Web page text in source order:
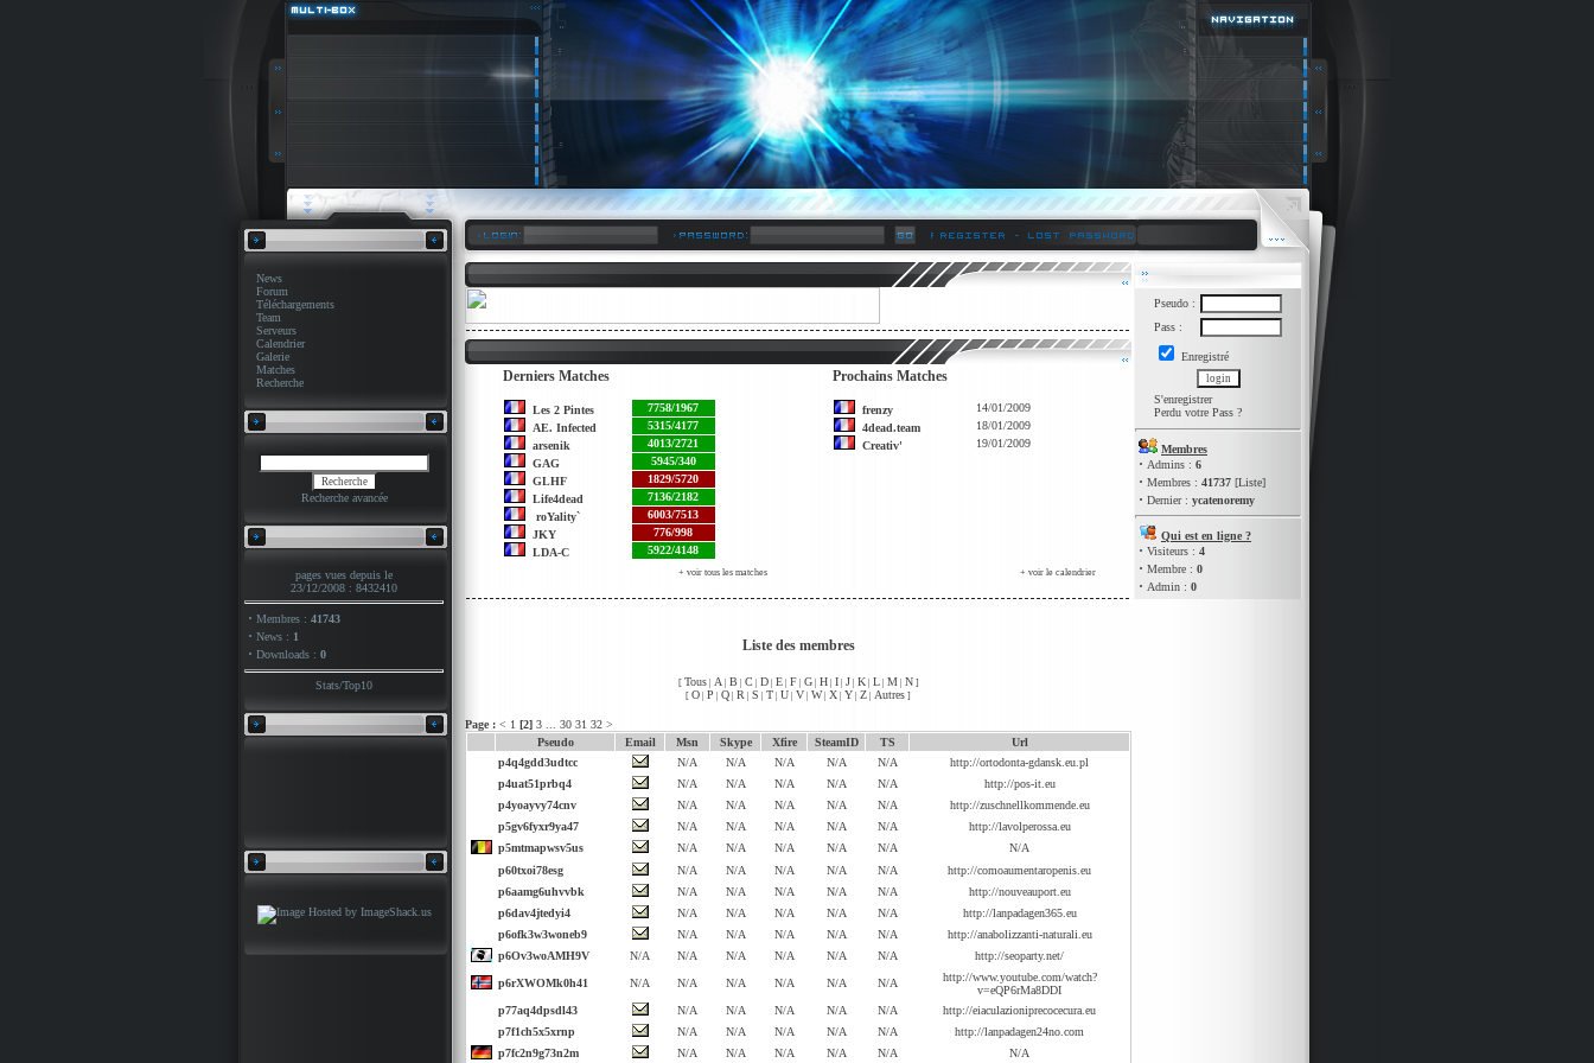
News
Forum
Téléchargements
Team
Serveurs
Calendrier
Galerie
Matches
Recherche
Recherche avancée
pages vues depuis le
23/12/2008 : 8432410
· Membres : 41743
· News : 1
· Downloads : 0
Stats/Top10
Derniers Matches
Les 2 Pintes
7758/1967
AE. Infected
5315/4177
arsenik
4013/2721
GAG
5945/340
GLHF
1829/5720
Life4dead
7136/2182
roYality`
6003/7513
JKY
776/998
LDA-C
5922/4148
Prochains Matches
frenzy
14/01/2009
4dead.team
18/01/2009
Creativ'
19/01/2009
+ voir tous les matches + voir le calendrier
Liste des membres
[ Tous| A| B C D| E| F| G| H| I| J K| L| M| N ]
[ O P Q R S T U V W X Y Z Autres ]
Page : < 1 [2] 3 30 31 32 >
Pseudo
Email Msn Skype Xfire SteamID TS
Url
p4q4gdd3udtcc
N/A N/A N/A N/A N/A
http://ortodonta-gdansk.eu.pl
p4uat51prbq4
N/A N/A N/A N/A N/A
http://pos-it.eu
p4yoayvy74cnv
N/A N/A N/A N/A N/A
http://zuschnellkommende.eu
p5gv6fyxr9ya47
N/A N/A N/A N/A N/A
http://lavolperossa.eu
p5mtmapwsv5us
N/A N/A N/A N/A N/A
N/A
p60txoi78esg
N/A N/A N/A N/A N/A
http://comoaumentaropenis.eu
p6aamg6uhvvbk
N/A N/A N/A N/A N/A
http://nouveauport.eu
p6dav4jtedyi4
N/A N/A N/A N/A N/A
http://lanpadagen365.eu
p6ofk3w3woneb9
N/A N/A N/A N/A N/A
http://anabolizzanti-naturali.eu
p6Ov3woAMH9V
N/A N/A N/A N/A N/A N/A http://seoparty.net/
p6rXWOMk0h41 N/A N/A N/A N/A N/A N/A
http://www.youtube.com/watch?
v=eQP6rMa8DDI
p77aq4dpsdl43
N/A N/A N/A N/A N/A
http://eiaculazioniprecocecura.eu
p7f1ch5x5xrnp
N/A N/A N/A N/A N/A
http://lanpadagen24no.com
p7fc2n9g73n2m
N/A N/A N/A N/A N/A N/A
Pseudo :
Pass :
Enregistré
S'enregistrer
Perdu votre Pass ?
Membres
· Admins : 6
· Membres : 41737 [Liste]
· Dernier : ycatenoremy
Qui est en ligne ?
· Visiteurs : 4
· Membre : 0
· Admin : 0